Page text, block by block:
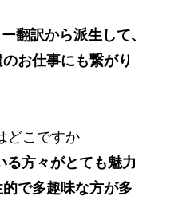
翻訳から派生して、
お仕事にも繋がり
どこですか
る方々がとても魅力
で多趣味な方が多